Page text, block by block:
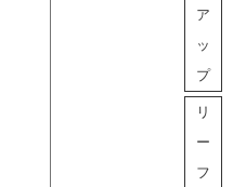
ア
ッ
プ
リ
ー
フ